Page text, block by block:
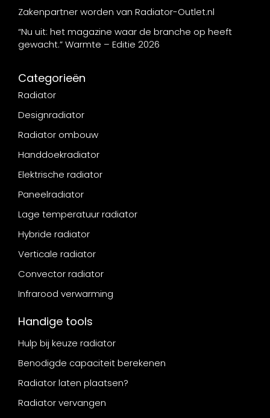
Zakenpartner worden van Radiator-Outlet.nl
“Nu uit: het magazine waar de branche op heeft
gewacht.” Warmte – Editie 2026
Categorieën
Radiator
Designradiator
Radiator ombouw
Handdoekradiator
Elektrische radiator
Paneelradiator
Lage temperatuur radiator
Hybride radiator
Verticale radiator
Convector radiator
Infrarood verwarming
Handige tools
Hulp bij keuze radiator
Benodigde capaciteit berekenen
Radiator laten plaatsen?
Radiator vervangen